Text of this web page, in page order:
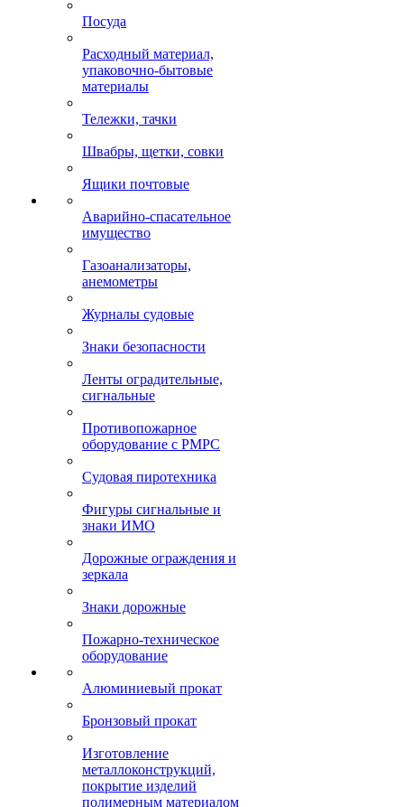
Посуда
Расходный материал,
упаковочно-бытовые
материалы
Тележки, тачки
Швабры, щетки, совки
Ящики почтовые
Аварийно-спасательное
имущество
Газоанализаторы,
анемометры
Журналы судовые
Знаки безопасности
Ленты оградительные,
сигнальные
Противопожарное
оборудование с РМРС
Судовая пиротехника
Фигуры сигнальные и
знаки ИМО
Дорожные ограждения и
зеркала
Знаки дорожные
Пожарно-техническое
оборудование
Алюминиевый прокат
Бронзовый прокат
Изготовление
металлоконструкций,
покрытие изделий
полимерным материалом